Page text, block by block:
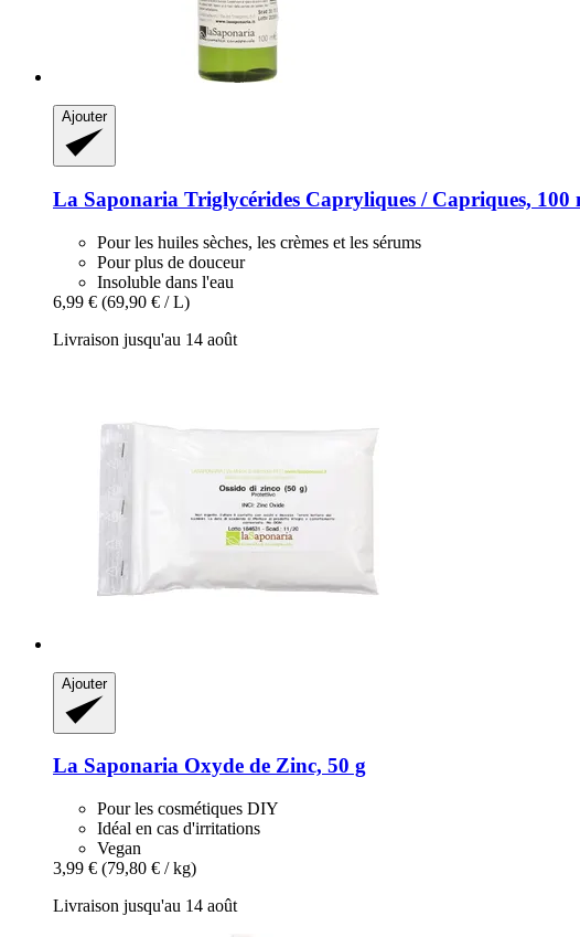
Ajouter
La Saponaria Triglycérides Capryliques / Capriques, 100
Pour les huiles sèches, les crèmes et les sérums
Pour plus de douceur
Insoluble dans l'eau
6,99 € (69,90 € / L)
Livraison jusqu'au 14 août
Ajouter
La Saponaria Oxyde de Zinc, 50 g
Pour les cosmétiques DIY
Idéal en cas d'irritations
Vegan
3,99 € (79,80 € / kg)
Livraison jusqu'au 14 août